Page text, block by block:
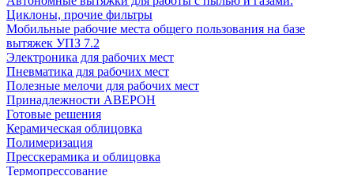
Циклоны, прочие фильтры
Мобильные рабочие места общего пользования на базе
вытяжек УПЗ 7.2
Электроника для рабочих мест
Пневматика для рабочих мест
Полезные мелочи для рабочих мест
Принадлежности АВЕРОН
Готовые решения
Керамическая облицовка
Полимеризация
Пресскерамика и облицовка
Термопрессование